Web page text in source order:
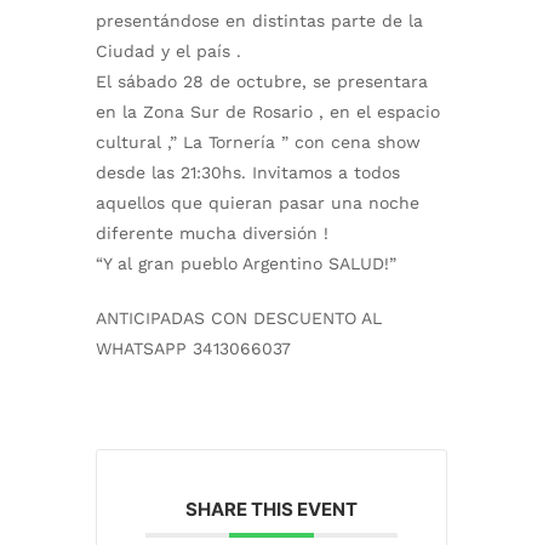
presentándose en distintas parte de la
Ciudad y el país .
El sábado 28 de octubre, se presentara
en la Zona Sur de Rosario , en el espacio
cultural ,” La Tornería ” con cena show
desde las 21:30hs. Invitamos a todos
aquellos que quieran pasar una noche
diferente mucha diversión !
“Y al gran pueblo Argentino SALUD!”
ANTICIPADAS CON DESCUENTO AL
WHATSAPP 3413066037
SHARE THIS EVENT